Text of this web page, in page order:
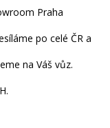
Praha
po celé ČR a
na Váš vůz.